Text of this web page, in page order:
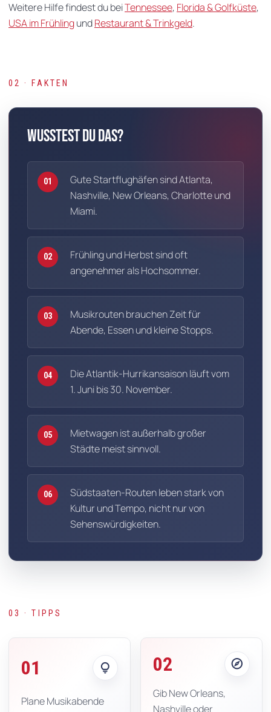
Weitere Hilfe findest du beiTennessee, Florida & Golfküste,
USA im FrühlingundRestaurant & Trinkgeld.
02 · FAKTEN
Wusstest du das?
01
Gute Startflughäfen sind Atlanta,
Nashville, New Orleans, Charlotte und
Miami.
02
Frühling und Herbst sind oft
angenehmer als Hochsommer.
03
Musikrouten brauchen Zeit für
Abende, Essen und kleine Stopps.
04
Die Atlantik-Hurrikansaison läuft vom
1. Juni bis 30. November.
05
Mietwagen ist außerhalb großer
Städte meist sinnvoll.
06
Südstaaten-Routen leben stark von
Kultur und Tempo, nicht nur von
Sehenswürdigkeiten.
03 · TIPPS
01 lightbulb
Plane Musikabende
02 explore
Gib New Orleans,
Nashville oder